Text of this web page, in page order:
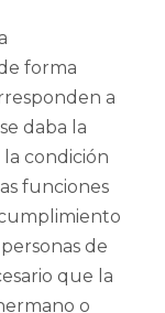
forma
a
daba la
condición
funciones
de
que la
o